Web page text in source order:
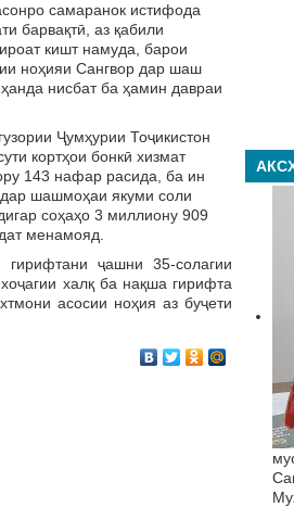
самаранок истифода
барвақтӣ, аз қабили
кишт намуда, барои
ноҳияи Сангвор дар шаш
нисбат ба ҳамин давраи
Ҷумҳурии Тоҷикистон
кортҳои бонкӣ хизмат
143 нафар расида, ба ин
дар шашмоҳаи якуми соли
соҳаҳо 3 миллиону 909
менамояд.
ҷашни 35-солагии
халқ ба нақша гирифта
асосии ноҳия аз буҷети